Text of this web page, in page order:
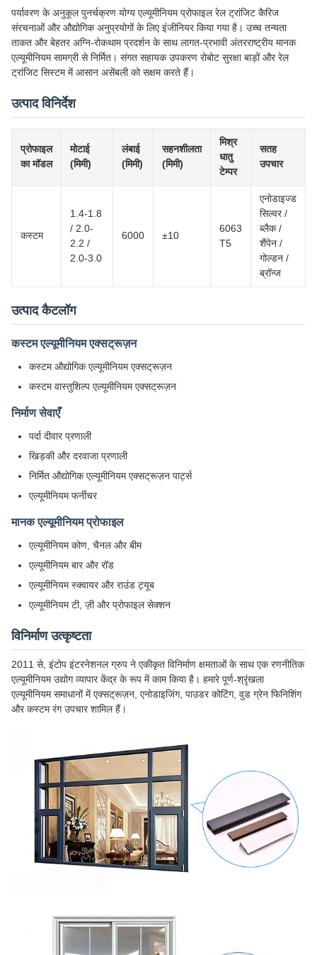
पर्यावरण के अनुकूल पुनर्चक्रण योग्य एल्यूमीनियम प्रोफाइल रेल ट्रांजिट कैरिज
संरचनाओं और औद्योगिक अनुप्रयोगों के लिए इंजीनियर किया गया है। उच्च तन्यता
ताकत और बेहतर अग्नि-रोकथाम प्रदर्शन के साथ लागत-प्रभावी अंतरराष्ट्रीय मानक
एल्यूमीनियम सामग्री से निर्मित। संगत सहायक उपकरण रोबोट सुरक्षा बाड़ों और रेल
ट्रांजिट सिस्टम में आसान असेंबली को सक्षम करते हैं।
उत्पाद विनिर्देश
प्रोफाइल
का मॉडल
मोटाई
(मिमी)
लंबाई
(मिमी)
सहनशीलता
(मिमी)
मिश्र
धातु
टेम्पर
सतह
उपचार
कस्टम
1.4-1.8
/ 2.0-
2.2 /
2.0-3.0
6000 ±10
6063
T5
एनोडाइज्ड
सिल्वर /
ब्लैक /
शैंपेन /
गोल्डन /
ब्रॉन्ज
उत्पाद कैटलॉग
कस्टम एल्यूमीनियम एक्सट्रूज़न
कस्टम औद्योगिक एल्यूमीनियम एक्सट्रूज़न
कस्टम वास्तुशिल्प एल्यूमीनियम एक्सट्रूज़न
निर्माण सेवाएँ
पर्दा दीवार प्रणाली
खिड़की और दरवाजा प्रणाली
निर्मित औद्योगिक एल्यूमीनियम एक्सट्रूज़न पार्ट्स
एल्यूमीनियम फर्नीचर
मानक एल्यूमीनियम प्रोफाइल
एल्यूमीनियम कोण, चैनल और बीम
एल्यूमीनियम बार और रॉड
एल्यूमीनियम स्क्वायर और राउंड ट्यूब
एल्यूमीनियम टी, ज़ी और प्रोफाइल सेक्शन
विनिर्माण उत्कृष्टता
2011 से, इंटोप इंटरनेशनल ग्रुप ने एकीकृत विनिर्माण क्षमताओं के साथ एक रणनीतिक
एल्यूमीनियम उद्योग व्यापार केंद्र के रूप में काम किया है। हमारे पूर्ण-श्रृंखला
एल्यूमीनियम समाधानों में एक्सट्रूज़न, एनोडाइजिंग, पाउडर कोटिंग, वुड ग्रेन फिनिशिंग
और कस्टम रंग उपचार शामिल हैं।